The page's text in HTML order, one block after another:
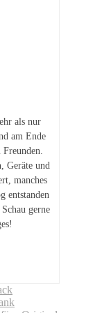
als nur
am Ende
Freunden.
Geräte und
manches
entstanden
gerne